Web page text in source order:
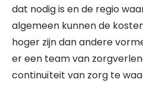
dat nodig is en de regio
algemeen kunnen de
hoger zijn dan andere
er een team van
continuïteit van zorg te